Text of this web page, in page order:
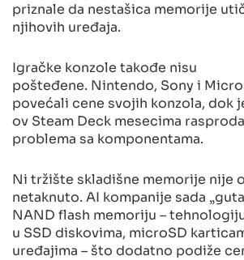
priznale da nestašica memorije
njihovih uređaja.
Igračke konzole takođe nisu
pošteđene. Nintendo, Sony i
povećali cene svojih konzola, dok
ov Steam Deck mesecima
problema sa komponentama.
Ni tržište skladišne memorije nije
netaknuto. AI kompanije sada
NAND flash memoriju –
u SSD diskovima, microSD
uređajima – što dodatno podiže